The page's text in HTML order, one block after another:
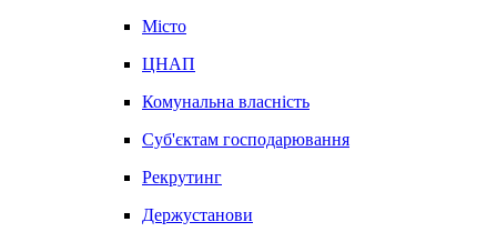
Місто
ЦНАП
Комунальна власність
Суб'єктам господарювання
Рекрутинг
Держустанови